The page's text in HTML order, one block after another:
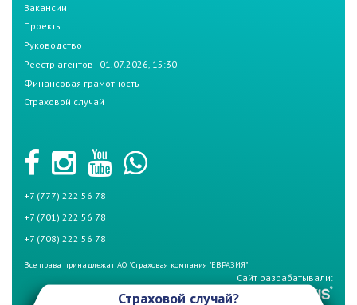
Вакансии
Проекты
Руководство
Реестр агентов - 01.07.2026, 15:30
Финансовая грамотность
Страховой случай
+7 (777) 222 56 78
+7 (701) 222 56 78
+7 (708) 222 56 78
Все права принадлежат АО "Страховая компания "ЕВРАЗИЯ"
Сайт разрабатывали:
Страховой случай?